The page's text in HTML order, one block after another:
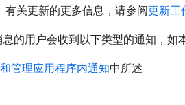
关更新的更多信息，请参阅更新工
的用户会收到以下类型的通知，如
管理应用程序内通知中所述